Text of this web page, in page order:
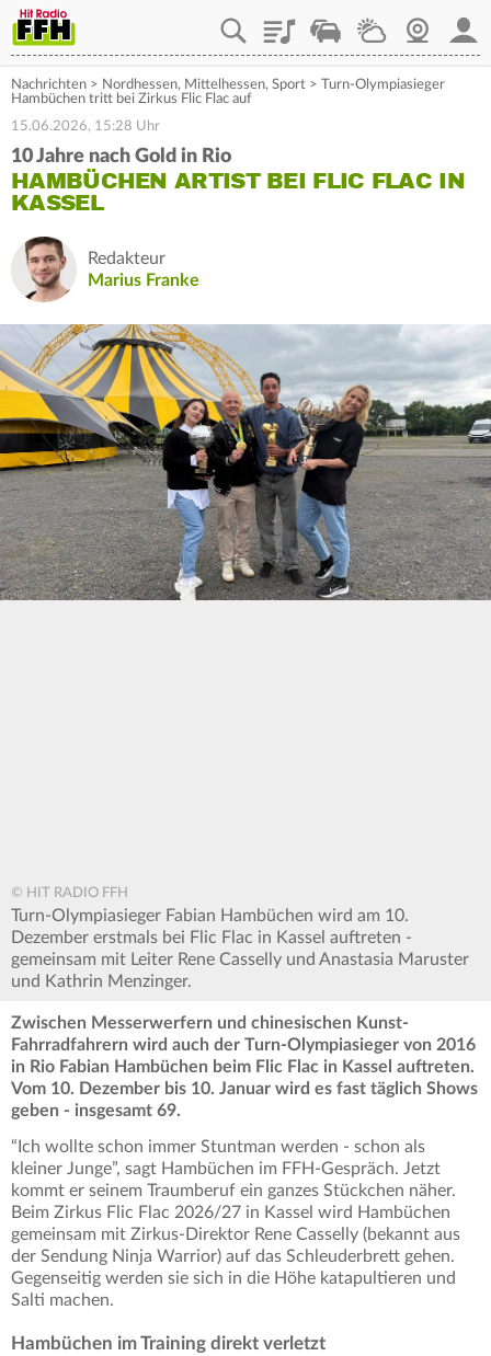
PlaylistStaupilotWetterWebcam
Nachrichten > Nordhessen, Mittelhessen, Sport > Turn-Olympiasieger
Hambüchen tritt bei Zirkus Flic Flac auf
15.06.2026, 15:28 Uhr
10 Jahre nach Gold in Rio
HAMBÜCHEN ARTIST BEI FLIC FLAC IN
KASSEL
Redakteur
Marius Franke
© HIT RADIO FFH
Turn-Olympiasieger Fabian Hambüchen wird am 10.
Dezember erstmals bei Flic Flac in Kassel auftreten -
gemeinsam mit Leiter Rene Casselly und Anastasia Maruster
und Kathrin Menzinger.
Zwischen Messerwerfern und chinesischen Kunst-
Fahrradfahrern wird auch der Turn-Olympiasieger von 2016
in Rio Fabian Hambüchen beim Flic Flac in Kassel auftreten.
Vom 10. Dezember bis 10. Januar wird es fast täglich Shows
geben - insgesamt 69.
“Ich wollte schon immer Stuntman werden - schon als
kleiner Junge”, sagt Hambüchen im FFH-Gespräch. Jetzt
kommt er seinem Traumberuf ein ganzes Stückchen näher.
Beim Zirkus Flic Flac 2026/27 in Kassel wird Hambüchen
gemeinsam mit Zirkus-Direktor Rene Casselly (bekannt aus
der Sendung Ninja Warrior) auf das Schleuderbrett gehen.
Gegenseitig werden sie sich in die Höhe katapultieren und
Salti machen.
Hambüchen im Training direkt verletzt